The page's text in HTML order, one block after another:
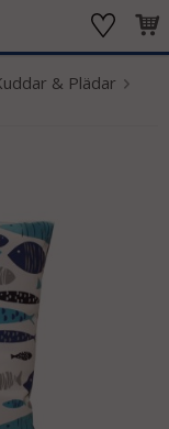
& Plädar